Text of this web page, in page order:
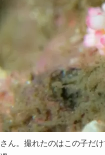
さん。撮れたのはこの子だ